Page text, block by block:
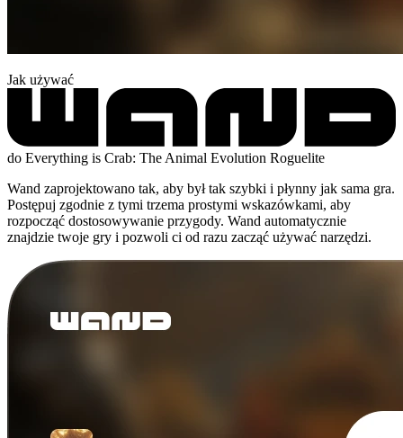
Jak używać
do Everything is Crab: The Animal Evolution Roguelite
Wand zaprojektowano tak, aby był tak szybki i płynny jak sama gra.
Postępuj zgodnie z tymi trzema prostymi wskazówkami, aby
rozpocząć dostosowywanie przygody. Wand automatycznie
znajdzie twoje gry i pozwoli ci od razu zacząć używać narzędzi.